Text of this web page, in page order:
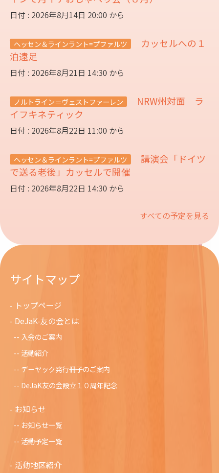
日付 : 2026年8月14日 20:00 から
ヘッセン＆ラインラント=プファルツ
カッセルへの１
泊遠足
日付 : 2026年8月21日 14:30 から
ノルトライン＝ヴェストファーレン
NRW州対面 ラ
イフキネティック
日付 : 2026年8月22日 11:00 から
ヘッセン＆ラインラント=プファルツ
講演会「ドイツ
で送る老後」カッセルで開催
日付 : 2026年8月22日 14:30 から
すべての予定を見る
サイトマップ
トップページ
DeJaK-友の会とは
入会のご案内
活動紹介
デーヤック発行冊子のご案内
DeJaK友の会設立１０周年記念
お知らせ
お知らせ一覧
活動予定一覧
活動地区紹介